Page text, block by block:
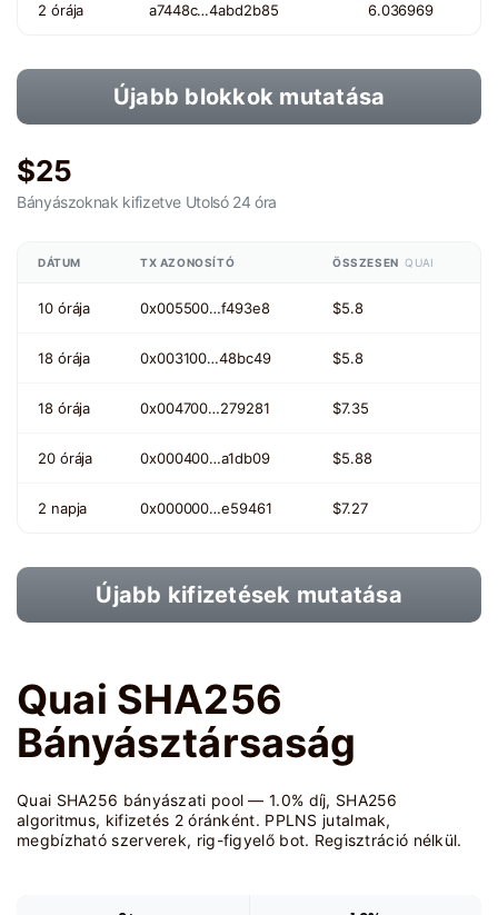
2 órája a7448c…4abd2b85 6.036969
Újabb blokkok mutatása
$25
Bányászoknak kifizetve Utolsó 24 óra
DÁTUM TX AZONOSÍTÓ ÖSSZESEN QUAI
10 órája 0x005500…f493e8 $5.8
18 órája 0x003100…48bc49 $5.8
18 órája 0x004700…279281 $7.35
20 órája 0x000400…a1db09 $5.88
2 napja 0x000000…e59461 $7.27
Újabb kifizetések mutatása
Quai SHA256
Bányásztársaság
Quai SHA256 bányászati pool — 1.0% díj, SHA256
algoritmus, kifizetés 2 óránként. PPLNS jutalmak,
megbízható szerverek, rig-figyelő bot. Regisztráció nélkül.